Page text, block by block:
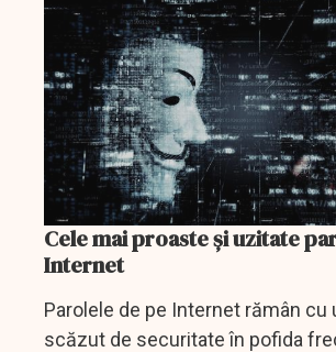
unic 1911, la cinci...
Cele mai proaste și uzitate
Internet
Parolele de pe Internet rămân cu
scăzut de securitate în pofida